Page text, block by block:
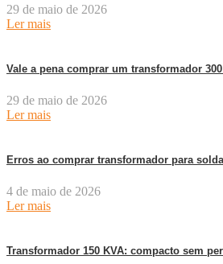
29 de maio de 2026
Ler mais
Vale a pena comprar um transformador
29 de maio de 2026
Ler mais
Erros ao comprar transformador para
4 de maio de 2026
Ler mais
Transformador 150 KVA: compacto sem